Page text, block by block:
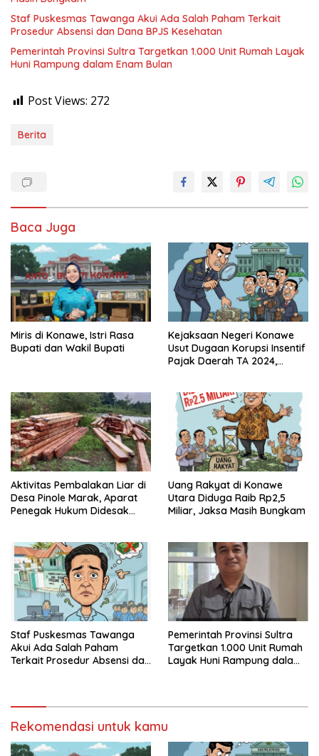
Staf Puskesmas Tawanga Akui Ada Salah Paham Terkait
Prosedur Absensi dan Dana BPJS Kesehatan
Pemerintah Provinsi Sultra Targetkan 1.000 Unit Rumah Layak
Huni Rampung dalam Enam Bulan
Post Views: 272
Berita
Baca Juga
Miris di Konawe, Istri Rasa
Bupati dan Wakil Bupati
Kejaksaan Negeri Konawe
Usut Dugaan Korupsi Insentif
Pajak Daerah TA 2024,
Aktivitas Pembalakan Liar di
Desa Pinole Marak, Aparat
Penegak Hukum Didesak
Uang Rakyat di Konawe
Utara Diduga Raib Rp2,5
Miliar, Jaksa Masih Bungkam
Staf Puskesmas Tawanga
Akui Ada Salah Paham
Terkait Prosedur Absensi dan
Pemerintah Provinsi Sultra
Targetkan 1.000 Unit Rumah
Layak Huni Rampung dalam
Rekomendasi untuk kamu